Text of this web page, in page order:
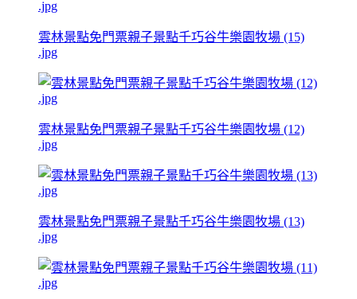
雲林景點免門票親子景點千巧谷牛樂園牧場 (15)
.jpg
雲林景點免門票親子景點千巧谷牛樂園牧場 (12)
.jpg
雲林景點免門票親子景點千巧谷牛樂園牧場 (13)
.jpg